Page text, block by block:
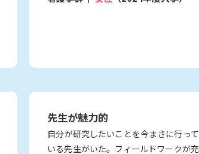
先生が魅力的
自分が研究したいことを今まさに行って
いる先生がいた。フィールドワークが充